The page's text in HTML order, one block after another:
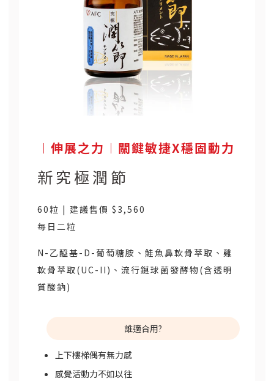
︱伸展之力︱關鍵敏捷X穩固動力
新究極潤節
60粒 | 建議售價 $3,560
每日二粒
N-乙醯基-D-葡萄糖胺、鮭魚鼻軟骨萃取、雞
軟骨萃取(UC-II)、流行鏈球菌發酵物(含透明
質酸鈉)
誰適合用?
上下樓梯偶有無力感
感覺活動力不如以往